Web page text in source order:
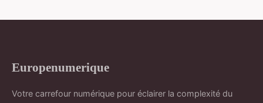
Europenumerique
Votre carrefour numérique pour éclairer la complexité du